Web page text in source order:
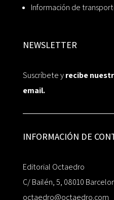
Información de
NEWSLETTER
Suscríbete yrecibe
email.
INFORMACIÓN DE
Editorial Octaedro
C/ Bailén, 5, 08010
octaedro@octaedro.com